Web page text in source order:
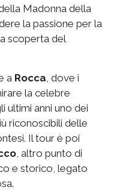
Madonna della
la passione per la
scoperta del
a Rocca , dove i
la celebre
ultimi anni uno dei
riconoscibili delle
Il tour è poi
, altro punto di
e storico, legato